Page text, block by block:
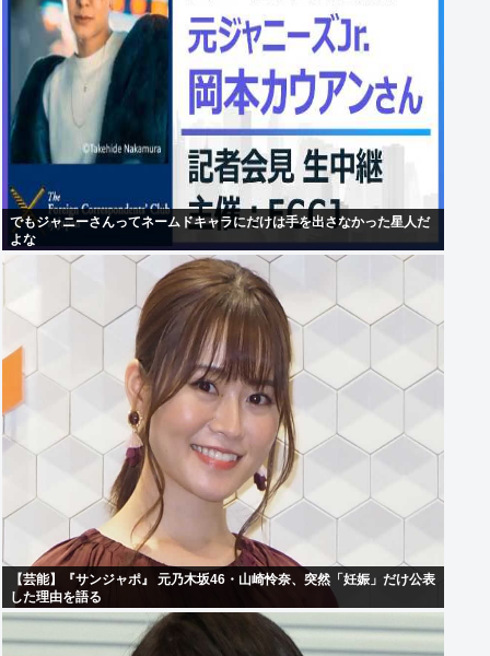
でもジャニーさんってネームドキャラにだけは手を出さなかった星人だ
よな
【芸能】『サンジャポ』 元乃木坂46・山崎怜奈、突然「妊娠」だけ公表
した理由を語る